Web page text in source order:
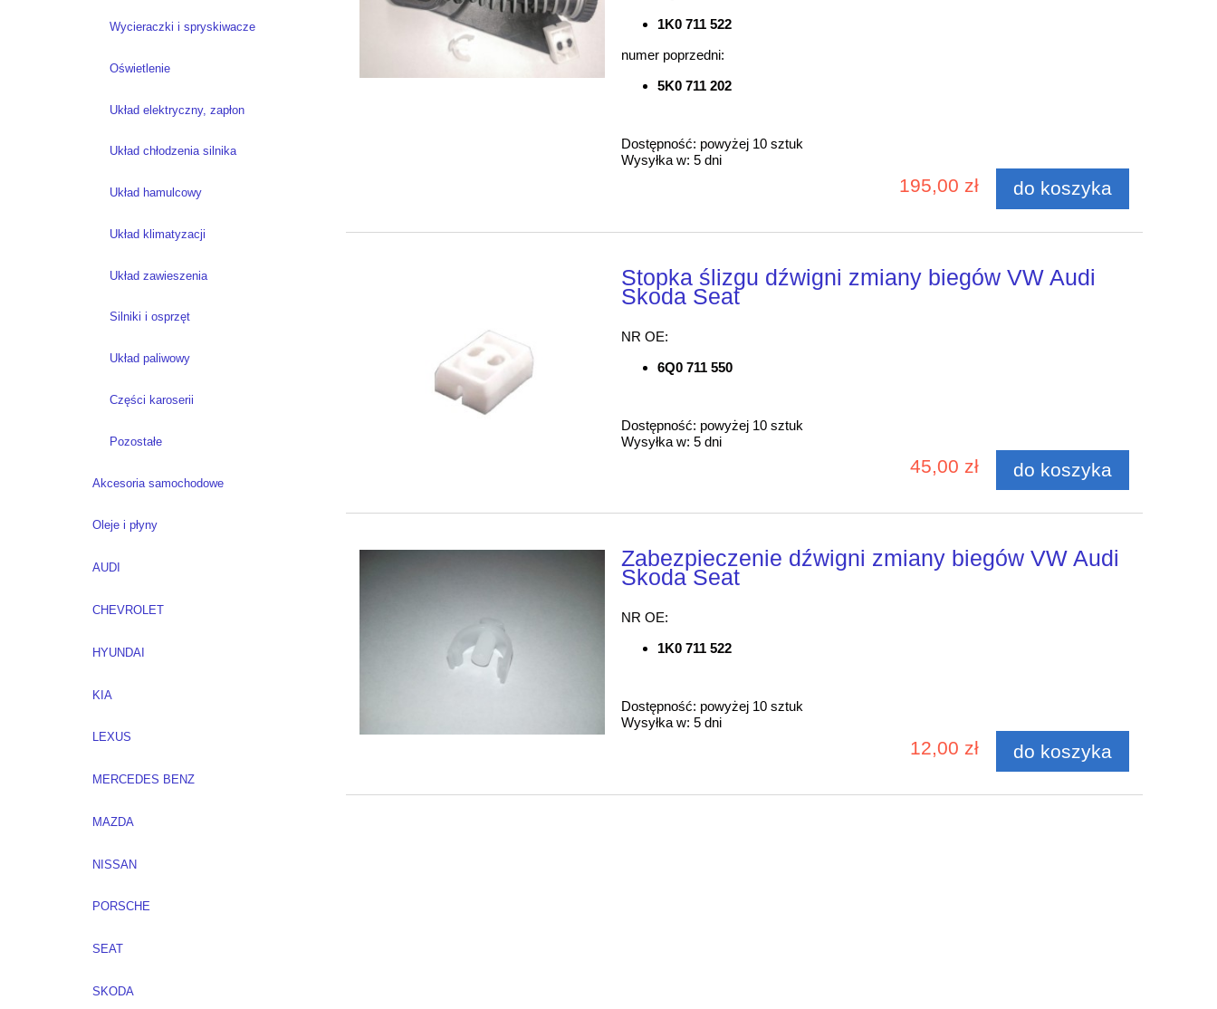
Wycieraczki i spryskiwacze
Oświetlenie
Układ elektryczny, zapłon
Układ chłodzenia silnika
Układ hamulcowy
Układ klimatyzacji
Układ zawieszenia
Silniki i osprzęt
Układ paliwowy
Części karoserii
Pozostałe
Akcesoria samochodowe
Oleje i płyny
AUDI
CHEVROLET
HYUNDAI
KIA
LEXUS
MERCEDES BENZ
MAZDA
NISSAN
PORSCHE
SEAT
SKODA
1K0 711 522
numer poprzedni:
5K0 711 202
Dostępność: powyżej 10 sztuk
Wysyłka w: 5 dni
195,00 zł do koszyka
Stopka ślizgu dźwigni zmiany biegów VW Audi
Skoda Seat
NR OE:
6Q0 711 550
Dostępność: powyżej 10 sztuk
Wysyłka w: 5 dni
45,00 zł do koszyka
Zabezpieczenie dźwigni zmiany biegów VW Audi
Skoda Seat
NR OE:
1K0 711 522
Dostępność: powyżej 10 sztuk
Wysyłka w: 5 dni
12,00 zł do koszyka